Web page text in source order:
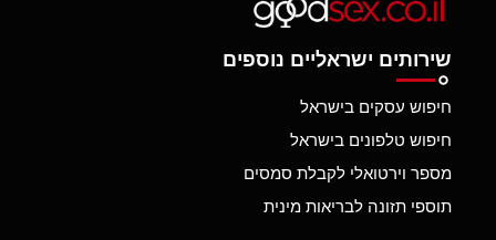
שירותים ישראליים נוספים
חיפוש עסקים בישראל
חיפוש טלפונים בישראל
מספר וירטואלי לקבלת סמסים
תוספי תזונה לבריאות מינית